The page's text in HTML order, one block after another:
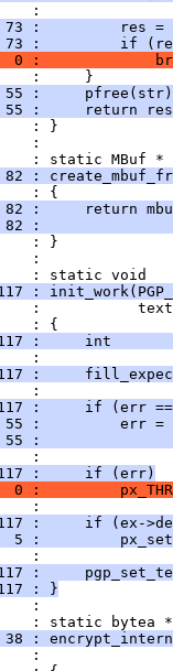
:
73 :         res =
73 :         if
0 :
:     }
55 :
55 :     return
: }
:
: static MBuf *
82 :
: {
82 :     return
82 :
: }
:
: static void
:
:
: {
:     int
:
:
:
:     if (err
55 :         err =
55 :
:
:     if (err)
0 :
:
:     if (ex-
5 :
:
:
: }
:
: static bytea *
38 :
: